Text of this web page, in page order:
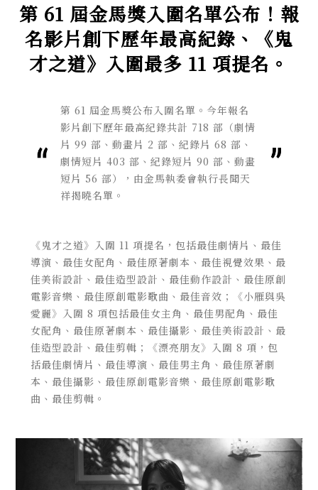
第 61 屆金馬獎入圍名單公布！報
名影片創下歷年最高紀錄、《鬼
才之道》入圍最多 11 項提名。
第 61 屆金馬獎公布入圍名單。今年報名
影片創下歷年最高紀錄共計 718 部（劇情
片 99 部、動畫片 2 部、紀錄片 68 部、
劇情短片 403 部、紀錄短片 90 部、動畫
短片 56 部），由金馬執委會執行長聞天
祥揭曉名單。
《鬼才之道》入圍 11 項提名，包括最佳劇情片、最佳
導演、最佳女配角、最佳原著劇本、最佳視覺效果、最
佳美術設計、最佳造型設計、最佳動作設計、最佳原創
電影音樂、最佳原創電影歌曲、最佳音效；《小雁與吳
愛麗》入圍 8 項包括最佳女主角、最佳男配角、最佳
女配角、最佳原著劇本、最佳攝影、最佳美術設計、最
佳造型設計、最佳剪輯；《漂亮朋友》入圍 8 項，包
括最佳劇情片、最佳導演、最佳男主角、最佳原著劇
本、最佳攝影、最佳原創電影音樂、最佳原創電影歌
曲、最佳剪輯。